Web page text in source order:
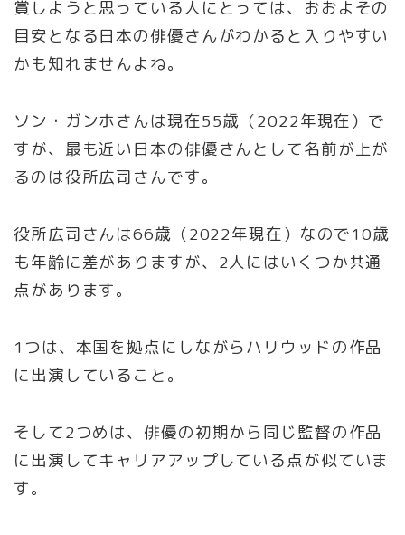
賞しようと思っている人にとっては、おおよその
目安となる日本の俳優さんがわかると入りやすい
かも知れませんよね。
ソン・ガンホさんは現在55歳（2022年現在）で
すが、最も近い日本の俳優さんとして名前が上が
るのは役所広司さんです。
役所広司さんは66歳（2022年現在）なので10歳
も年齢に差がありますが、2人にはいくつか共通
点があります。
1つは、本国を拠点にしながらハリウッドの作品
に出演していること。
そして2つめは、俳優の初期から同じ監督の作品
に出演してキャリアアップしている点が似ていま
す。